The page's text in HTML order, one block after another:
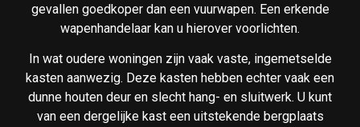
gevallen goedkoper dan een vuurwapen. Een erkende
wapenhandelaar kan u hierover voorlichten.
In wat oudere woningen zijn vaak vaste, ingemetselde
kasten aanwezig. Deze kasten hebben echter vaak een
dunne houten deur en slecht hang- en sluitwerk. U kunt
van een dergelijke kast een uitstekende bergplaats